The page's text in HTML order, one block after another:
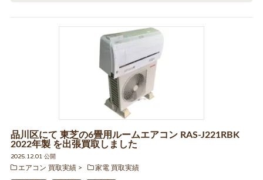
品川区にて 東芝の6畳用ルームエアコン RAS-J221RBK
2022年製 を出張買取しました
2025.12.01 公開
エアコン 買取実績
家電 買取実績